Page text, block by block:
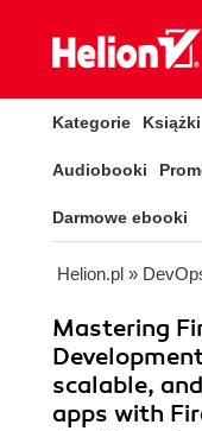
Kategorie Książki
Audiobooki
Darmowe ebooki
Helion.pl »
Mastering
scalable,
apps with